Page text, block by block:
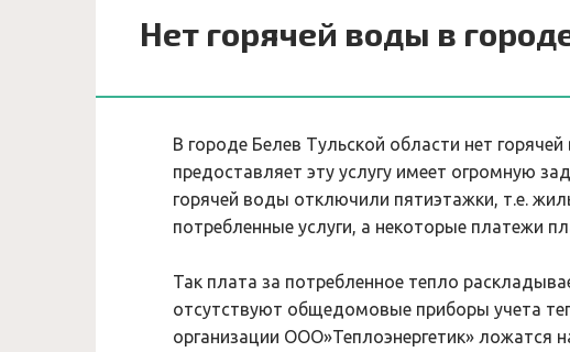
Нет горячей воды в
В городе Белев Тульской области нет
предоставляет эту услугу имеет огромную
горячей воды отключили пятиэтажки, т.е.
потребленные услуги, а некоторые платежи
Так плата за потребленное тепло
отсутствуют общедомовые приборы учета
организации ООО»Теплоэнергетик» ложатся